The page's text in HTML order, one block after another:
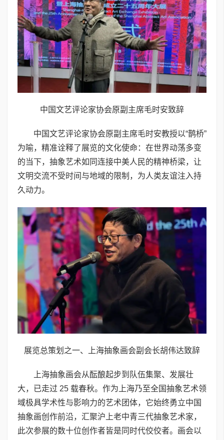
中国文艺评论家协会原副主席毛时安致辞
中国文艺评论家协会原副主席毛时安教授以“鹊桥”
为喻，精准诠释了展览的文化使命：在世界动荡多变
的当下，抽象艺术如同连接中美人民的精神桥梁，让
文明交流不受时间与地域的限制，为人类友谊注入持
久动力。
展览总策划之一、上海抽象画会副会长胡伟达致辞
上海抽象画会从酝酿起步到队伍集聚、发展壮
大，已走过 25 载春秋。作为上海乃至全国抽象艺术领
域极具学术性与影响力的艺术团体，它始终勇立中国
抽象画创作前沿，汇聚沪上老中青三代抽象艺术家，
此次参展的数十位创作者皆是同时代佼佼者。画会以